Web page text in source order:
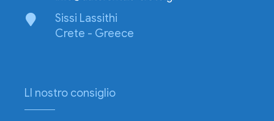
Sissi Lassithi
Crete - Greece
Ll nostro consiglio